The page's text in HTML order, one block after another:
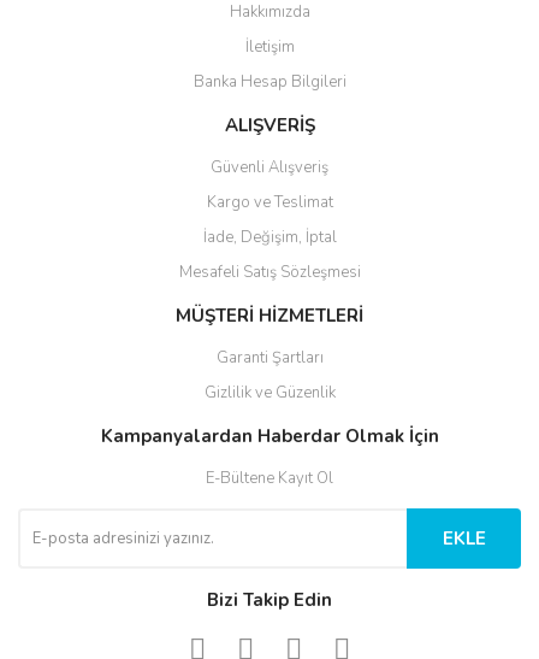
Hakkımızda
İletişim
Banka Hesap Bilgileri
ALIŞVERİŞ
Güvenli Alışveriş
Kargo ve Teslimat
İade, Değişim, İptal
Mesafeli Satış Sözleşmesi
MÜŞTERİ HİZMETLERİ
Garanti Şartları
Gizlilik ve Güzenlik
Kampanyalardan Haberdar Olmak İçin
E-Bültene Kayıt Ol
EKLE
Bizi Takip Edin